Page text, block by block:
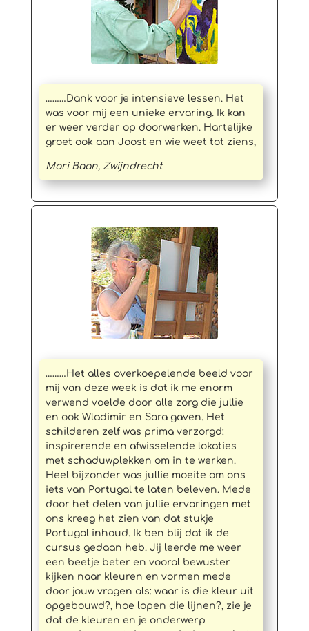
………Dank voor je intensieve lessen. Het
was voor mij een unieke ervaring. Ik kan
er weer verder op doorwerken. Hartelijke
groet ook aan Joost en wie weet tot ziens,
Mari Baan, Zwijndrecht
………Het alles overkoepelende beeld voor
mij van deze week is dat ik me enorm
verwend voelde door alle zorg die jullie
en ook Wladimir en Sara gaven. Het
schilderen zelf was prima verzorgd:
inspirerende en afwisselende lokaties
met schaduwplekken om in te werken.
Heel bijzonder was jullie moeite om ons
iets van Portugal te laten beleven. Mede
door het delen van jullie ervaringen met
ons kreeg het zien van dat stukje
Portugal inhoud. Ik ben blij dat ik de
cursus gedaan heb. Jij leerde me weer
een beetje beter en vooral bewuster
kijken naar kleuren en vormen mede
door jouw vragen als: waar is die kleur uit
opgebouwd?, hoe lopen die lijnen?, zie je
dat de kleuren en je onderwerp